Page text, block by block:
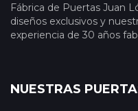
Fábrica de Puertas Juan
diseños exclusivos y
experiencia de 30 años
NUESTRAS